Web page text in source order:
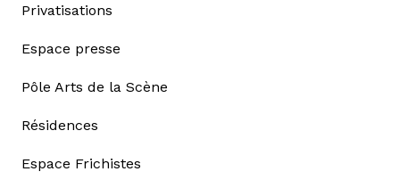
Privatisations
Espace presse
Pôle Arts de la Scène
Résidences
Espace Frichistes